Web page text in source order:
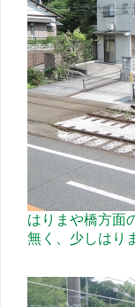
はりまや橋方面
無く、少しはり